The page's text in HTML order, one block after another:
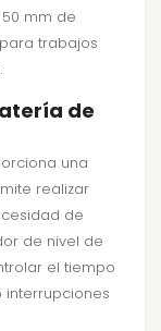
mm de
trabajos
de
una
realizar
de
de nivel de
el tiempo